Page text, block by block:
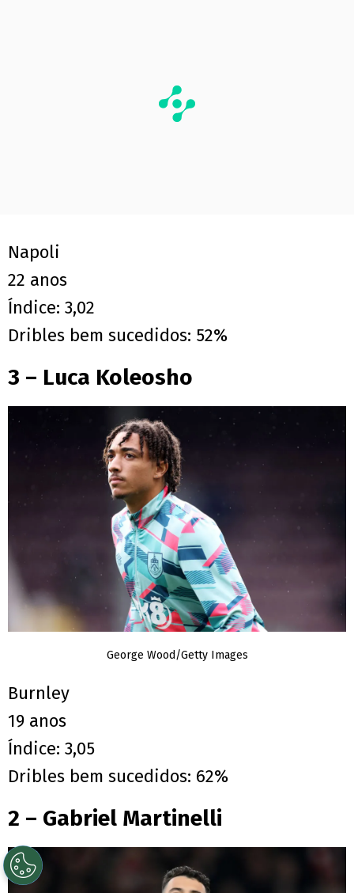
Napoli
22 anos
Índice: 3,02
Dribles bem sucedidos: 52%
3 – Luca Koleosho
George Wood/Getty Images
Burnley
19 anos
Índice: 3,05
Dribles bem sucedidos: 62%
2 – Gabriel Martinelli